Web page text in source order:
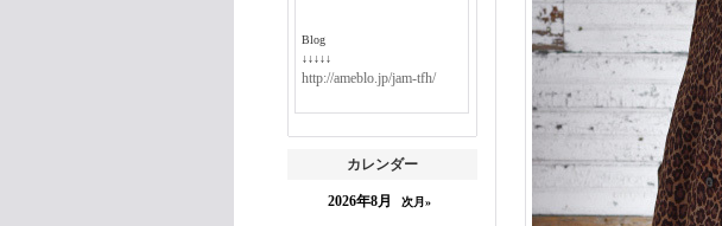
Blog
↓↓↓↓↓
http://ameblo.jp/jam-tfh/
カレンダー
2026年8月 次月»